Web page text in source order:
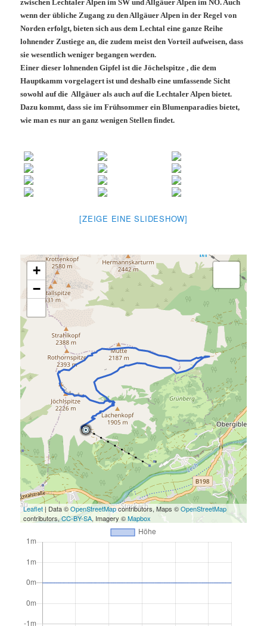
zwischen Lechtaler Alpen im SW und Allgäuer Alpen im NO. Auch
wenn der übliche Zugang zu den Allgäuer Alpen in der Regel von
Norden erfolgt, bieten sich aus dem Lechtal eine ganze Reihe
lohnender Zustiege an, die zudem meist den Vorteil aufweisen, dass
sie wesentlich weniger begangen werden.
Einer dieser lohnenden Gipfel ist die Jöchelspitze , die dem
Hauptkamm vorgelagert ist und deshalb eine umfassende Sicht
sowohl auf die Allgäuer als auch auf die Lechtaler Alpen bietet.
Dazu kommt, dass sie im Frühsommer ein Blumenparadies bietet,
wie man es nur an ganz wenigen Stellen findet.
[ZEIGE EINE SLIDESHOW]
+
−
Leaflet| Data ©OpenStreetMapcontributors, Maps ©OpenStreetMap
contributors,CC-BY-SA, Imagery ©Mapbox